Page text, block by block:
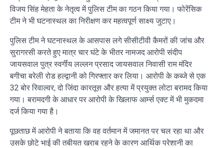
विजय सिंह मेहता के नेतृत्व में पुलिस टीम का गठन किया गया। फोरेंसिक
टीम ने भी घटनास्थल का निरीक्षण कर महत्वपूर्ण साक्ष्य जुटाए।
पुलिस टीम ने घटनास्थल के आसपास लगे सीसीटीवी कैमरों की जांच और
सुरागरसी करते हुए मात्र चार घंटे के भीतर नामजद आरोपी संदीप
जायसवाल पुत्र स्वर्गीय लल्लन प्रसाद जायसवाल निवासी राम मंदिर
बगीचा बरेली रोड हल्द्वानी को गिरफ्तार कर लिया। आरोपी के कब्जे से एक
32 बोर रिवाल्वर, दो जिंदा कारतूस और हत्या में प्रयुक्त लोटा बरामद किया
गया। बरामदगी के आधार पर आरोपी के खिलाफ आर्म्स एक्ट में भी मुकदमा
दर्ज किया गया है।
पूछताछ में आरोपी ने बताया कि वह वर्तमान में जमानत पर चल रहा था और
उसके छोटे भाई की तबीयत खराब रहने के कारण आर्थिक परेशानी का